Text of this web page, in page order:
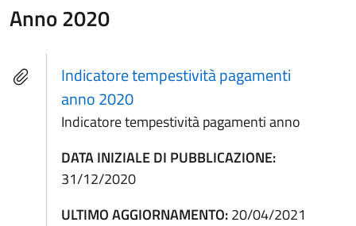
Anno 2020
Indicatore tempestività pagamenti
anno 2020
Indicatore tempestività pagamenti anno
DATA INIZIALE DI PUBBLICAZIONE:
31/12/2020
ULTIMO AGGIORNAMENTO:20/04/2021